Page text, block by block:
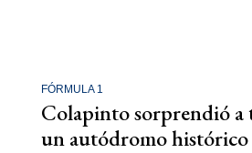
FÓRMULA 1
Colapinto sorprendió a
un autódromo